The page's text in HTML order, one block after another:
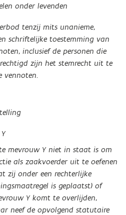
onder levenden
tenzij mits unanieme,
schriftelijke toestemming van
inclusief de personen die
zijn het stemrecht uit te
vennoten.
mevrouw Y niet in staat is om
als zaakvoerder uit te oefenen
zij onder een rechterlijke
is geplaatst) of
Y komt te overlijden,
neef de opvolgend statutaire